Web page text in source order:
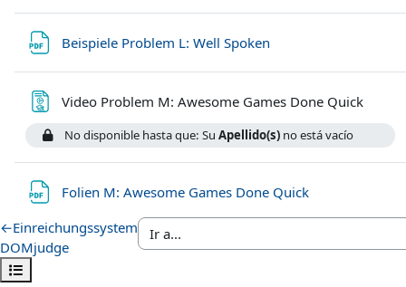
Abrir índice del curso
Beispiele Problem L: Well Spoken
Video Problem M: Awesome Games Done QuickPágina
No disponible hasta que: SuApellido(s) no está vacío
Folien M: Awesome Games Done Quick
←Einreichungssystem
DOMjudge